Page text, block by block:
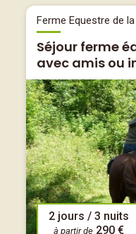
Ferme Equestre de
Séjour ferme
avec amis ou
2 jours / 3 nuits
à partir de 290 €